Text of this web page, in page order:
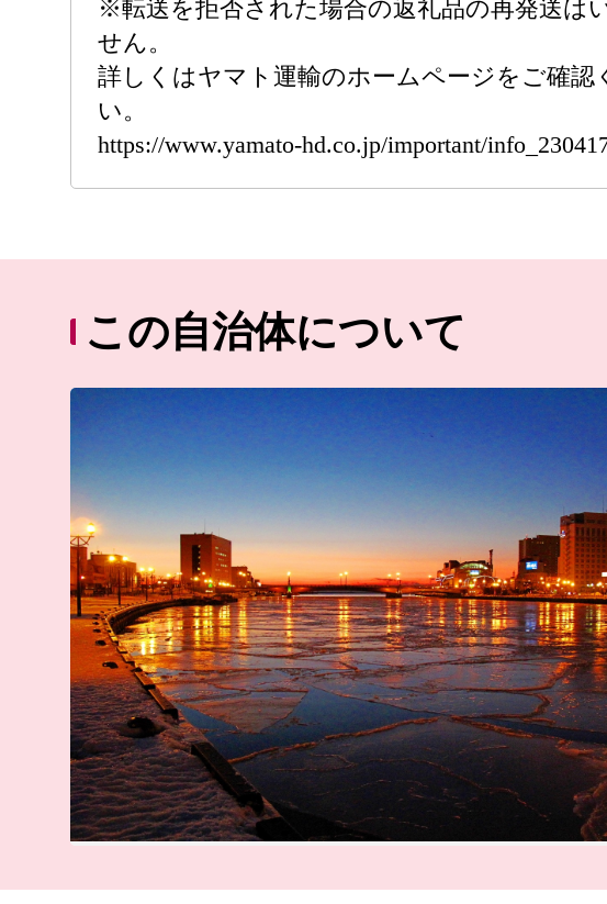
※転送を拒否された場合の返礼品の再発送は
せん。
詳しくはヤマト運輸のホームページをご確認
い。
https://www.yamato-hd.co.jp/important/
この自治体について